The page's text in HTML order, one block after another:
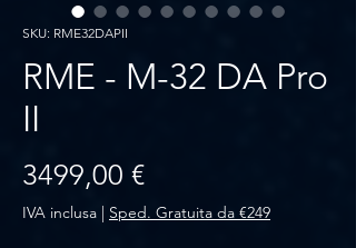
SKU: RME32DAPII
RME - M-32 DA Pro
II
3499,00 €Prezzo
IVA inclusa | Sped. Gratuita da €249